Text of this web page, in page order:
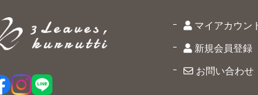
マイアカウン
新規会員登録
お問い合わせ